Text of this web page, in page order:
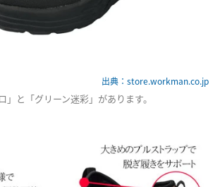
出典：store.workman.co.jp
」と「グリーン迷彩」があります。